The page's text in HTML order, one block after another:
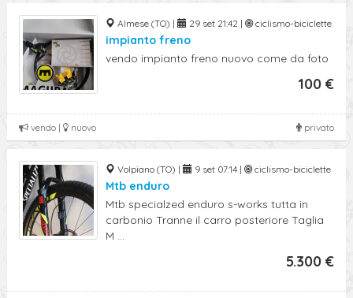
Almese (TO) | 29 set 21:42 | ciclismo-biciclette
impianto freno
vendo impianto freno nuovo come da foto
100 €
privato
vendo | nuovo
Volpiano (TO) | 9 set 07:14 | ciclismo-biciclette
Mtb enduro
Mtb specialzed enduro s-works tutta in
carbonio Tranne il carro posteriore Taglia
M ...
5.300 €